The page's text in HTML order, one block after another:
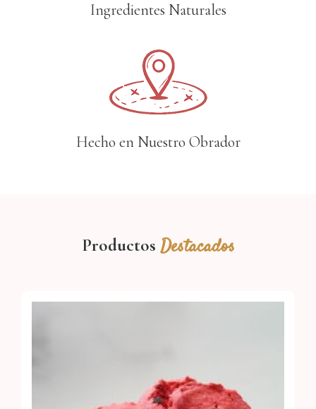
Ingredientes Naturales
Hecho en Nuestro Obrador
Productos Destacados